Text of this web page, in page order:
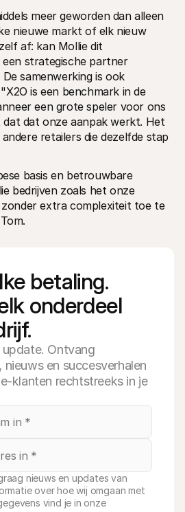
meer geworden dan alleen
nieuwe markt of elk nieuw
af: kan Mollie dit
strategische partner
samenwerking is ook
is een benchmark in de
een grote speler voor ons
dat onze aanpak werkt. Het
retailers die dezelfde stap
basis en betrouwbare
bedrijven zoals het onze
extra complexiteit toe te
betaling.
onderdeel
Ontvang
en succesverhalen
klanten rechtstreeks in je
nieuws en updates van
over hoe wij omgaan met
vind je in onze